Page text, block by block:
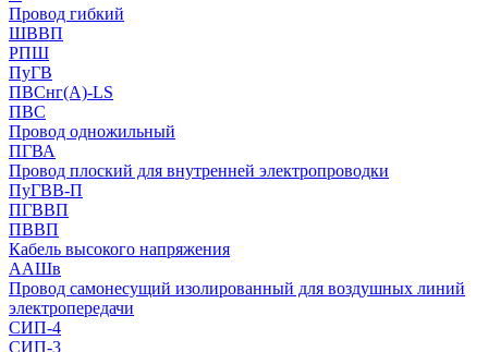
Провод гибкий
ШВВП
РПШ
ПуГВ
ПВСнг(А)-LS
ПВС
Провод одножильный
ПГВА
Провод плоский для внутренней электропроводки
ПуГВВ-П
ПГВВП
ПВВП
Кабель высокого напряжения
ААШв
Провод самонесущий изолированный для воздушных линий
электропередачи
СИП-4
СИП-3